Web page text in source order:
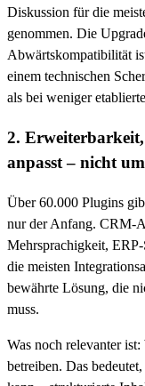
Diskussion für die
genommen. Die
Abwärtskompatibilität
einem technischen
als bei weniger
2.
anpasst – nicht
Über 60.000 Plugins
nur der Anfang. CRM-
Mehrsprachigkeit,
die meisten
bewährte Lösung, die
muss.
Was noch relevanter
betreiben. Das